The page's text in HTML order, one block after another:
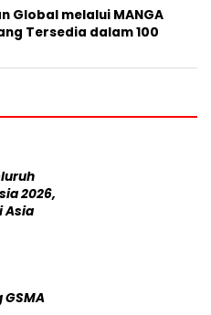
Global melalui MANGA
Tersedia dalam 100
2026,
Asia